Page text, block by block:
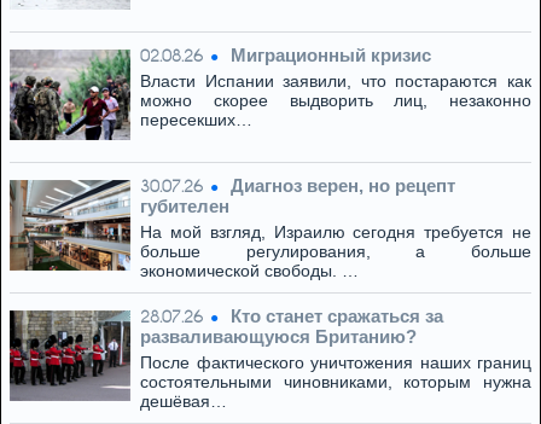
02.08.26 Миграционный кризис
Власти Испании заявили, что постараются как
можно скорее выдворить лиц, незаконно
пересекших…
30.07.26
Диагноз верен, но рецепт
губителен
На мой взгляд, Израилю сегодня требуется не
больше регулирования, а больше
экономической свободы. …
28.07.26
Кто станет сражаться за
разваливающуюся Британию?
После фактического уничтожения наших границ
состоятельными чиновниками, которым нужна
дешёвая…